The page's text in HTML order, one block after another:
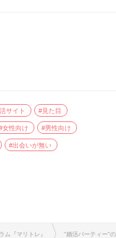
サイト #見た目
女性向け #男性向け
#出会いが無い
ム『マリトレ』 "婚活パーティー"